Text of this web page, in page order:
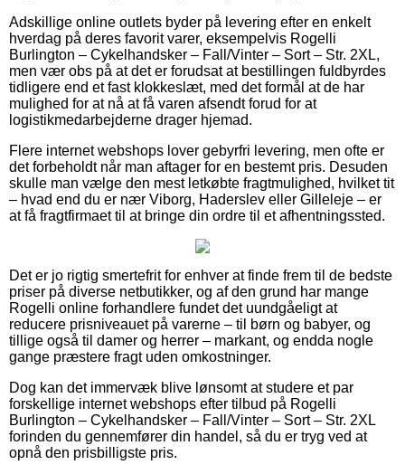
Adskillige online outlets byder på levering efter en enkelt
hverdag på deres favorit varer, eksempelvis Rogelli
Burlington – Cykelhandsker – Fall/Vinter – Sort – Str. 2XL,
men vær obs på at det er forudsat at bestillingen fuldbyrdes
tidligere end et fast klokkeslæt, med det formål at de har
mulighed for at nå at få varen afsendt forud for at
logistikmedarbejderne drager hjemad.
Flere internet webshops lover gebyrfri levering, men ofte er
det forbeholdt når man aftager for en bestemt pris. Desuden
skulle man vælge den mest letkøbte fragtmulighed, hvilket tit
– hvad end du er nær Viborg, Haderslev eller Gilleleje – er
at få fragtfirmaet til at bringe din ordre til et afhentningssted.
Det er jo rigtig smertefrit for enhver at finde frem til de bedste
priser på diverse netbutikker, og af den grund har mange
Rogelli online forhandlere fundet det uundgåeligt at
reducere prisniveauet på varerne – til børn og babyer, og
tillige også til damer og herrer – markant, og endda nogle
gange præstere fragt uden omkostninger.
Dog kan det immervæk blive lønsomt at studere et par
forskellige internet webshops efter tilbud på Rogelli
Burlington – Cykelhandsker – Fall/Vinter – Sort – Str. 2XL
forinden du gennemfører din handel, så du er tryg ved at
opnå den prisbilligste pris.